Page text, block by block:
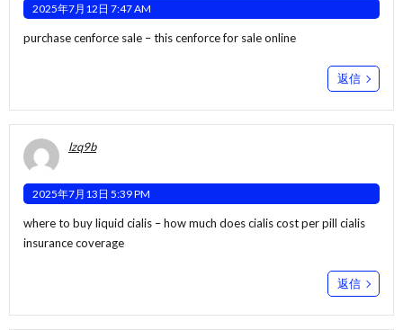
2025年7月12日 7:47 AM
purchase cenforce sale –thiscenforce for sale online
返信
lzq9b
2025年7月13日 5:39 PM
where to buy liquid cialis –how much does cialis cost per pill cialis
insurance coverage
返信